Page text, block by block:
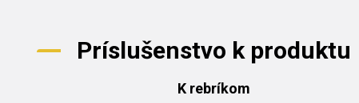
Príslušenstvo k produktu
K rebríkom